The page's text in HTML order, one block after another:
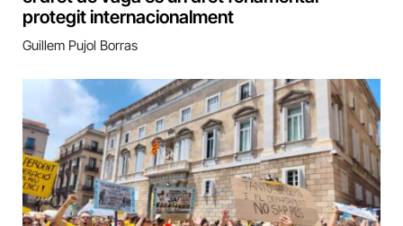
protegit internacionalment
Guillem Pujol Borras